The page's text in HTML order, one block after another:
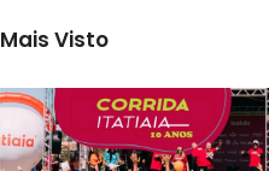
Mais Visto